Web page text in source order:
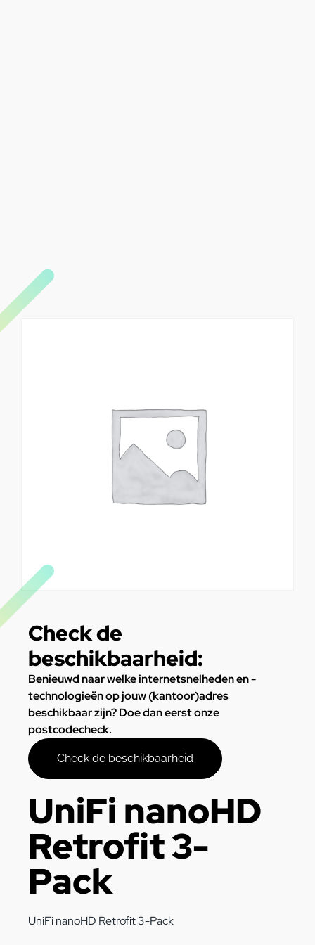
Check de
beschikbaarheid:
Benieuwd naar welke internetsnelheden en -
technologieën op jouw (kantoor)adres
beschikbaar zijn? Doe dan eerst onze
postcodecheck.
Check de beschikbaarheid
UniFi nanoHD
Retrofit 3-
Pack
UniFi nanoHD Retrofit 3-Pack